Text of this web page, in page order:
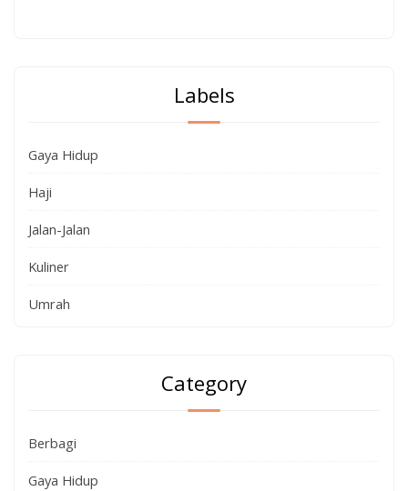
Labels
Gaya Hidup
Haji
Jalan-Jalan
Kuliner
Umrah
Category
Berbagi
Gaya Hidup